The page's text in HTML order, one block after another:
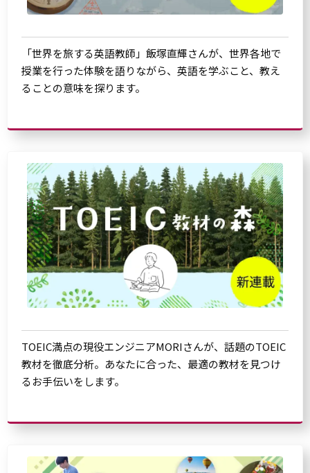
「世界を旅する英語教師」飯塚直輝さんが、世界各地で
授業を行った体験を語りながら、英語を学ぶこと、教え
ることの意味を探ります。
TOEIC満点の現役エンジニアMORIさんが、話題のTOEIC
教材を徹底分析。あなたに合った、最適の教材を見つけ
るお手伝いをします。